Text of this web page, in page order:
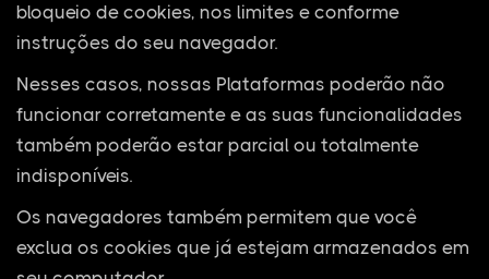
bloqueio de cookies, nos limites e conforme
instruções do seu navegador.
Nesses casos, nossas Plataformas poderão não
funcionar corretamente e as suas funcionalidades
também poderão estar parcial ou totalmente
indisponíveis.
Os navegadores também permitem que você
exclua os cookies que já estejam armazenados em